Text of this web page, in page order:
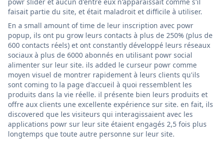
faisait partie du site, et était maladroit et difficile à utiliser.
En a small amount of time de leur inscription avec powr
popup, ils ont pu grow leurs contacts à plus de 250% (plus de
600 contacts réels) et ont constantly développé leurs réseaux
sociaux à plus de 6000 abonnés en utilisant powr social
alimenter sur leur site. ils added le curseur powr comme
moyen visuel de montrer rapidement à leurs clients qu'ils
sont coming to la page d'accueil à quoi ressemblent les
produits dans la vie réelle. il présente bien leurs produits et
offre aux clients une excellente expérience sur site. en fait, ils
discovered que les visiteurs qui interagissaient avec les
applications powr sur leur site étaient engagés 2,5 fois plus
longtemps que toute autre personne sur leur site.